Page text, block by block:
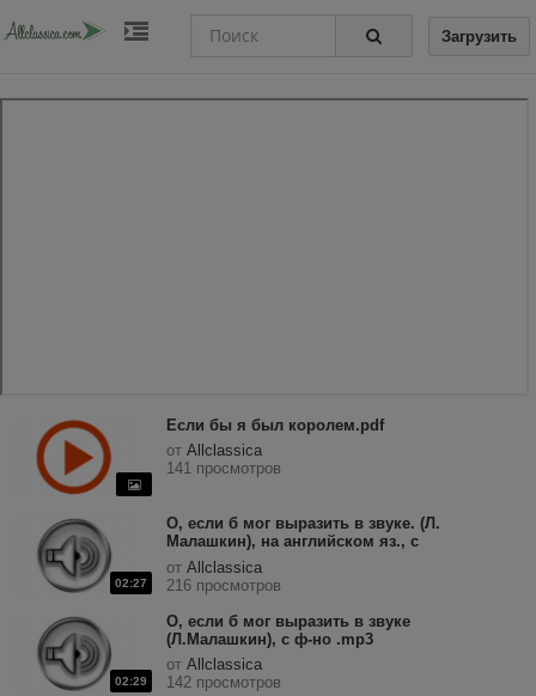
Загрузить
Если бы я был королем.pdf
от Allclassica
141 просмотров
02:27
О, если б мог выразить в звуке. (Л.
Малашкин), на английском яз., с
оркестром.mp3
от Allclassica
216 просмотров
02:29
О, если б мог выразить в звуке
(Л.Малашкин), с ф-но .mp3
от Allclassica
142 просмотров